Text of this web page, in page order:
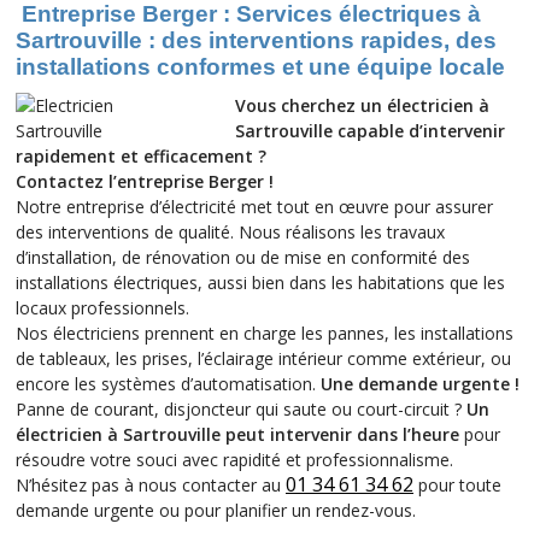
Entreprise Berger : Services électriques à
Sartrouville : des interventions rapides, des
installations conformes et une équipe locale
Vous cherchez un électricien à
Sartrouville capable d’intervenir
rapidement et efficacement ?
Contactez l’entreprise Berger !
Notre entreprise d’électricité met tout en œuvre pour assurer
des interventions de qualité. Nous réalisons les travaux
d’installation, de rénovation ou de mise en conformité des
installations électriques, aussi bien dans les habitations que les
locaux professionnels.
Nos électriciens prennent en charge les pannes, les installations
de tableaux, les prises, l’éclairage intérieur comme extérieur, ou
encore les systèmes d’automatisation. Une demande urgente !
Panne de courant, disjoncteur qui saute ou court-circuit ? Un
électricien à Sartrouville peut intervenir dans l’heure pour
résoudre votre souci avec rapidité et professionnalisme.
N’hésitez pas à nous contacter au 01 34 61 34 62 pour toute
demande urgente ou pour planifier un rendez-vous.